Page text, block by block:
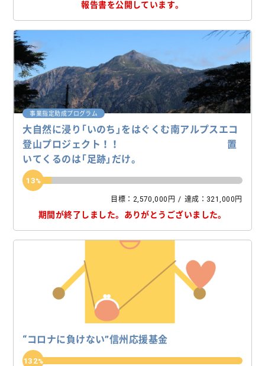
報告書を公開しています。
事業指定助成プログラム
大自然に浸り「いのち」をはぐくむ南アルプスエコ
登山プロジェクト！！ 置
いてくるのは「足跡」だけ。
13
目標：2,570,000円 達成：321,000円
期間が終了しました。 ありがとうございました。
“コロナに負けない”信州応援基金
132